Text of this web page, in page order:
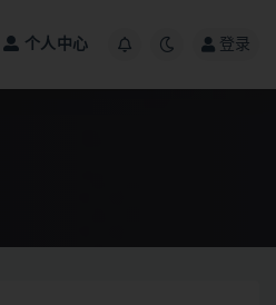
个人中心 登录